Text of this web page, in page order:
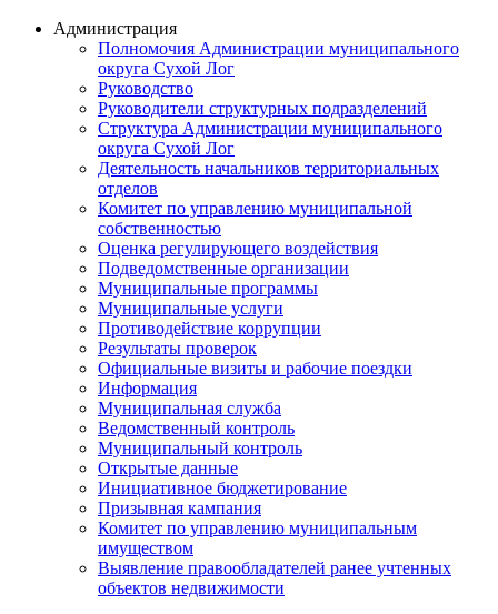
Администрация
Полномочия Администрации муниципального
округа Сухой Лог
Руководство
Руководители структурных подразделений
Структура Администрации муниципального
округа Сухой Лог
Деятельность начальников территориальных
отделов
Комитет по управлению муниципальной
собственностью
Оценка регулирующего воздействия
Подведомственные организации
Муниципальные программы
Муниципальные услуги
Противодействие коррупции
Результаты проверок
Официальные визиты и рабочие поездки
Информация
Муниципальная служба
Ведомственный контроль
Муниципальный контроль
Открытые данные
Инициативное бюджетирование
Призывная кампания
Комитет по управлению муниципальным
имуществом
Выявление правообладателей ранее учтенных
объектов недвижимости